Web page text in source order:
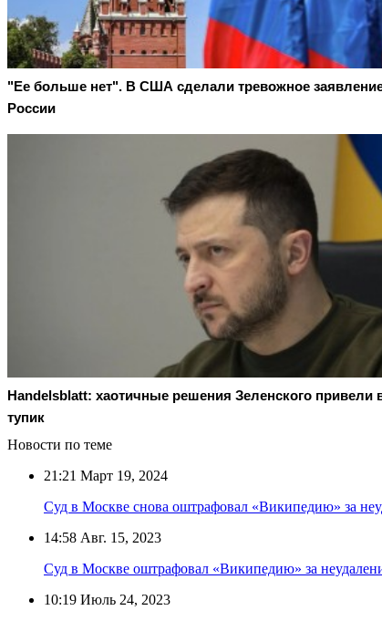
"Ее больше нет". В США сделали тревожное
России
Handelsblatt: хаотичные решения Зеленского привели
тупик
Новости по теме
21:21 Март 19, 2024
Суд в Москве снова оштрафовал «Википедию» за
14:58 Авг. 15, 2023
Суд в Москве оштрафовал «Википедию» за
10:19 Июль 24, 2023